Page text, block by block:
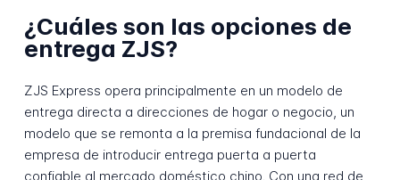
¿Cuáles son las opciones de
entrega ZJS?
ZJS Express opera principalmente en un modelo de
entrega directa a direcciones de hogar o negocio, un
modelo que se remonta a la premisa fundacional de la
empresa de introducir entrega puerta a puerta
confiable al mercado doméstico chino. Con una red de